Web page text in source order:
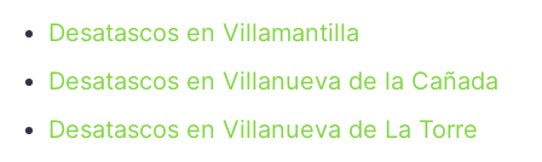
Desatascos en Villamantilla
Desatascos en Villanueva de la Cañada
Desatascos en Villanueva de La Torre